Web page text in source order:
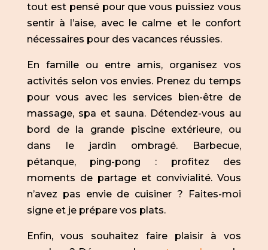
tout est pensé pour que vous puissiez vous
sentir à l’aise, avec le calme et le confort
nécessaires pour des vacances réussies.
En famille ou entre amis, organisez vos
activités selon vos envies. Prenez du temps
pour vous avec les services bien-être de
massage, spa et sauna. Détendez-vous au
bord de la grande piscine extérieure, ou
dans le jardin ombragé. Barbecue,
pétanque, ping-pong : profitez des
moments de partage et convivialité. Vous
n’avez pas envie de cuisiner ? Faites-moi
signe et je prépare vos plats.
Enfin, vous souhaitez faire plaisir à vos